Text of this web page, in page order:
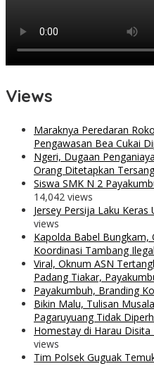
Views
Maraknya Peredaran
Pengawasan Bea Cukai
Ngeri, Dugaan
Orang Ditetapkan
Siswa SMK N 2
14,042 views
Jersey Persija Laku Keras
views
Kapolda Babel Bungkam,
Koordinasi Tambang
Viral, Oknum ASN
Padang Tiakar,
Payakumbuh, Branding
Bikin Malu, Tulisan
Pagaruyuang Tidak
Homestay di Harau Disita
views
Tim Polsek Guguak